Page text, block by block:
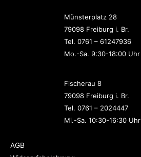
Münsterplatz 28
79098 Freiburg i. Br.
Tel. 0761 – 61247936
Mo.-Sa. 9:30-18:00 Uhr
Fischerau 8
79098 Freiburg i. Br.
Tel. 0761 – 2024447
Mi.-Sa. 10:30-16:30 Uhr
AGB